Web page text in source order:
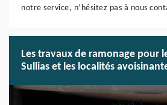
notre service, n’hésitez pas à nous
Les travaux de ramonage pour
Sullias et les localités